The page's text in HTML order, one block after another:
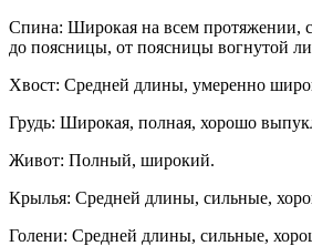
Спина: Широкая на всем протяжении,
до поясницы, от поясницы вогнутой
Хвост: Средней длины, умеренно
Грудь: Широкая, полная, хорошо
Живот: Полный, широкий.
Крылья: Средней длины, сильные,
Голени: Средней длины, сильные,